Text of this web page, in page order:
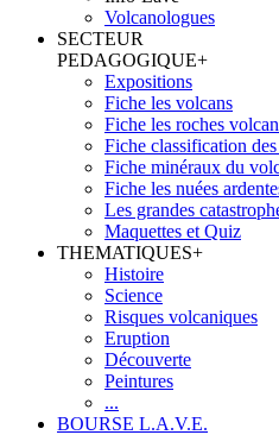
Volcanologues
SECTEUR
PEDAGOGIQUE+
Expositions
Fiche les volcans
Fiche les roches
Fiche classification
Fiche minéraux du
Fiche les nuées
Les grandes
Maquettes et Quiz
THEMATIQUES+
Histoire
Science
Risques volcaniques
Eruption
Découverte
Peintures
...
BOURSE L.A.V.E.